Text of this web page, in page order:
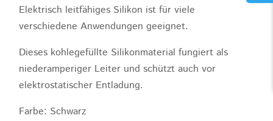
Elektrisch leitfähiges Silikon ist für viele
verschiedene Anwendungen geeignet.
Dieses kohlegefüllte Silikonmaterial fungiert als
niederamperiger Leiter und schützt auch vor
elektrostatischer Entladung.
Farbe: Schwarz